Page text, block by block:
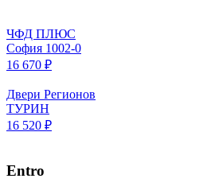
ЧФД ПЛЮС
София 1002-0
16 670 ₽
Двери Регионов
ТУРИН
16 520 ₽
Entro